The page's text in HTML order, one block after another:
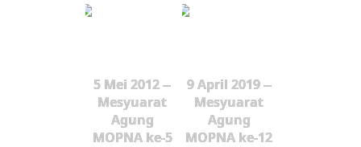
5 Mei 2012 --
Mesyuarat
Agung
MOPNA ke-5
9 April 2019 --
Mesyuarat
Agung
MOPNA ke-12